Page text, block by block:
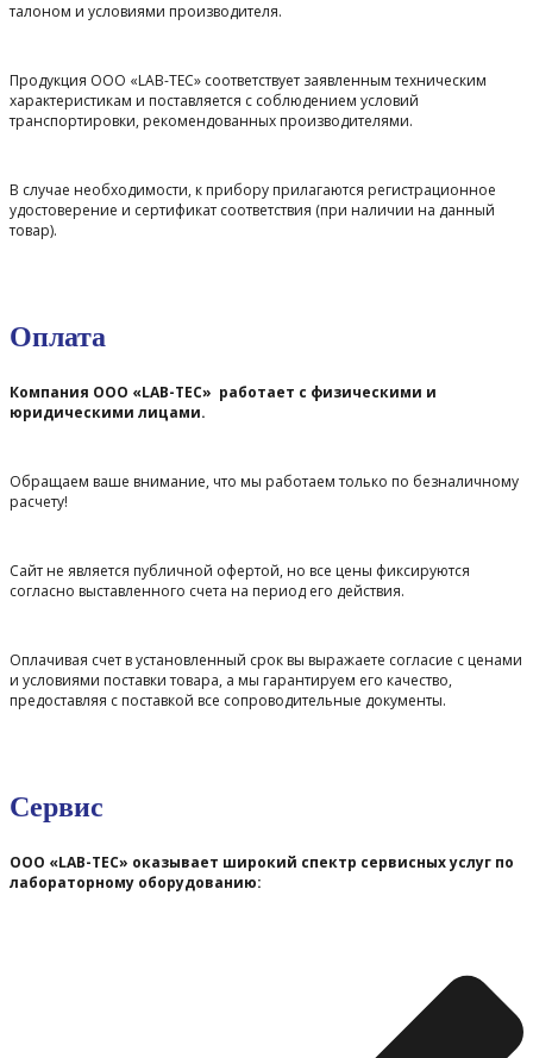
талоном и условиями производителя.
Продукция ООО «LAB-TEC» соответствует заявленным техническим
характеристикам и поставляется с соблюдением условий
транспортировки, рекомендованных производителями.
В случае необходимости, к прибору прилагаются регистрационное
удостоверение и сертификат соответствия (при наличии на данный
товар).
Оплата
Компания ООО «LAB-TEC» работает с физическими и
юридическими лицами.
Обращаем ваше внимание, что мы работаем только по безналичному
расчету!
Сайт не является публичной офертой, но все цены фиксируются
согласно выставленного счета на период его действия.
Оплачивая счет в установленный срок вы выражаете согласие с ценами
и условиями поставки товара, а мы гарантируем его качество,
предоставляя с поставкой все сопроводительные документы.
Сервис
ООО «LAB-TEC» оказывает широкий спектр сервисных услуг по
лабораторному оборудованию: